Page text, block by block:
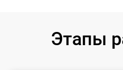
Этапы